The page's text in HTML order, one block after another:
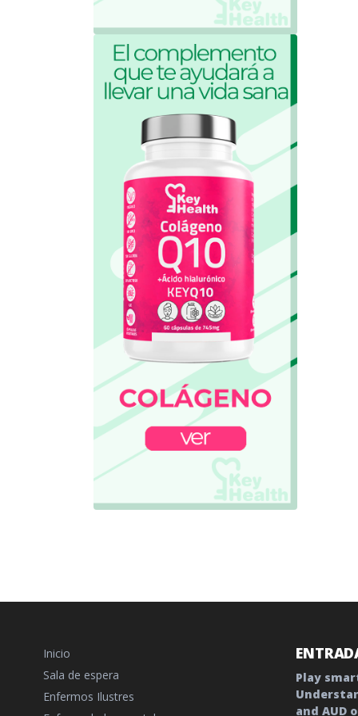
Inicio
Sala de espera
Enfermos Ilustres
Play
and AUD